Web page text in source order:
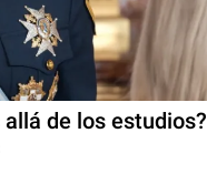
de los estudios?